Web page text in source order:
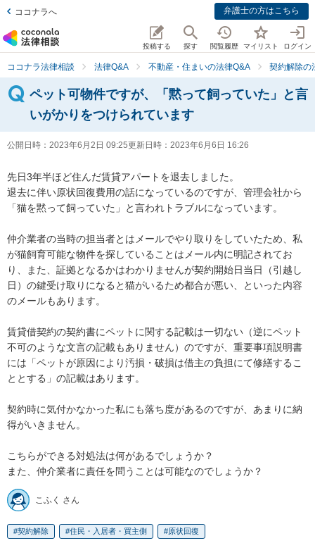
ココナラへ 弁護士の方はこちら
投稿する 探す 閲覧履歴 マイリスト ログイン
ココナラ法律相談 法律Q&A 不動産・住まいの法律Q&A 契約解除の
ペット可物件ですが、「黙って飼っていた」と言
いがかりをつけられています
公開日時： 2023年6月2日 09:25更新日時： 2023年6月6日 16:26
先日3年半ほど住んだ賃貸アパートを退去しました。
退去に伴い原状回復費用の話になっているのですが、管理会社から
「猫を黙って飼っていた」と言われトラブルになっています。
仲介業者の当時の担当者とはメールでやり取りをしていたため、私
が猫飼育可能な物件を探していることはメール内に明記されてお
り、また、証拠となるかはわかりませんが契約開始日当日（引越し
日）の鍵受け取りになると猫がいるため都合が悪い、といった内容
のメールもあります。
賃貸借契約の契約書にペットに関する記載は一切ない（逆にペット
不可のような文言の記載もありません）のですが、重要事項説明書
には「ペットが原因により汚損・破損は借主の負担にて修繕するこ
ととする」の記載はあります。
契約時に気付かなかった私にも落ち度があるのですが、あまりに納
得がいきません。
こちらができる対処法は何があるでしょうか？
また、仲介業者に責任を問うことは可能なのでしょうか？
こふく さん
契約解除 住民・入居者・買主側 原状回復